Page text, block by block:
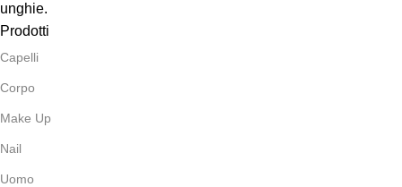
unghie.
Prodotti
Capelli
Corpo
Make Up
Nail
Uomo